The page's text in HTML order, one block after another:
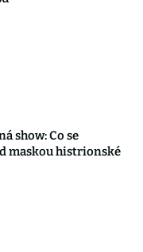
show: Co se
maskou histrionské